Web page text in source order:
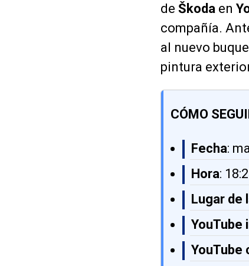
de Škoda en
compañía.
al nuevo
pintura
CÓMO
Fecha:
Hora:
Lugar de
YouTube
YouTube